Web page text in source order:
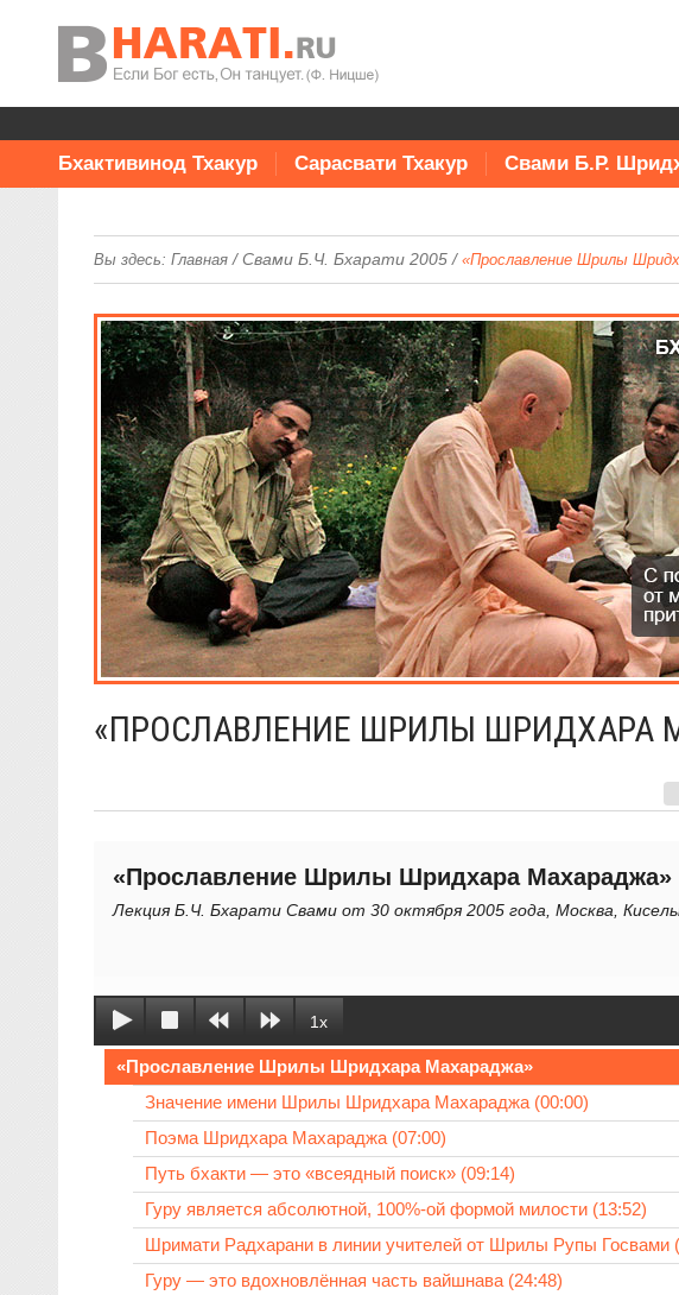
Бхактивинод Тхакур Сарасвати Тхакур Свами Б.Р.
Вы здесь: Главная/Свами Б.Ч. Бхарати 2005/ «Прославление Шрилы
«ПРОСЛАВЛЕНИЕ ШРИЛЫ ШРИДХАРА
«Прославление Шрилы Шридхара Махараджа»
Лекция Б.Ч. Бхарати Свами от 30 октября 2005 года, Москва,
1x
«Прославление Шрилы Шридхара Махараджа»
Значение имени Шрилы Шридхара Махараджа (00:00)
Поэма Шридхара Махараджа (07:00)
Путь бхакти — это «всеядный поиск» (09:14)
Гуру является абсолютной, 100%-ой формой милости (13:52)
Шримати Радхарани в линии учителей от Шрилы Рупы Госвами
Гуру — это вдохновлённая часть вайшнава (24:48)